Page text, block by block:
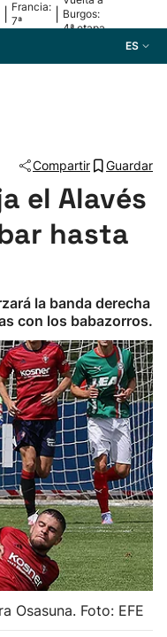
Francia:
7ª
Burgos:
4ª etapa
ES
Compartir Guardar
el Alavés
hasta
la banda derecha
con los babazorros.
Osasuna. Foto: EFE